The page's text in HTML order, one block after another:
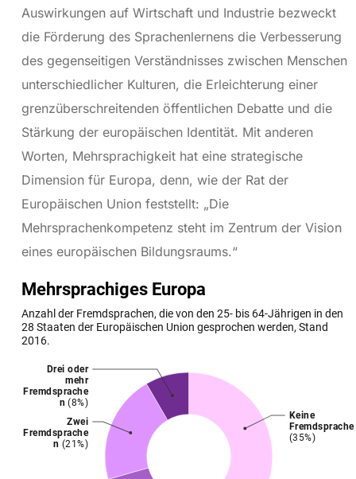
Auswirkungen auf Wirtschaft und Industrie bezweckt
die Förderung des Sprachenlernens die Verbesserung
des gegenseitigen Verständnisses zwischen Menschen
unterschiedlicher Kulturen, die Erleichterung einer
grenzüberschreitenden öffentlichen Debatte und die
Stärkung der europäischen Identität. Mit anderen
Worten, Mehrsprachigkeit hat eine strategische
Dimension für Europa, denn, wie der Rat der
Europäischen Union feststellt: „Die
Mehrsprachenkompetenz steht im Zentrum der Vision
eines europäischen Bildungsraums.“